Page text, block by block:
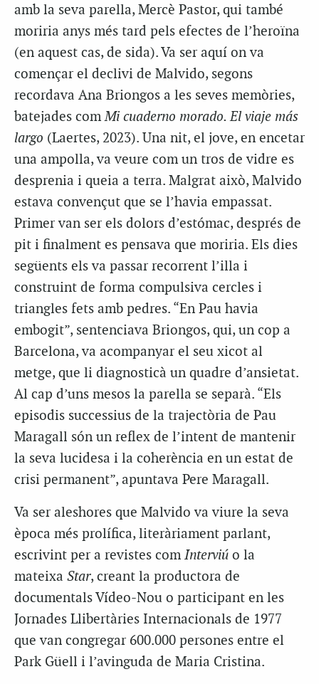
amb la seva parella, Mercè Pastor, qui també
moriria anys més tard pels efectes de l’heroïna
(en aquest cas, de sida). Va ser aquí on va
començar el declivi de Malvido, segons
recordava Ana Briongos a les seves memòries,
batejades comMi cuaderno morado. El viaje más
largo (Laertes, 2023). Una nit, el jove, en encetar
una ampolla, va veure com un tros de vidre es
desprenia i queia a terra. Malgrat això, Malvido
estava convençut que se l’havia empassat.
Primer van ser els dolors d’estómac, després de
pit i finalment es pensava que moriria. Els dies
següents els va passar recorrent l’illa i
construint de forma compulsiva cercles i
triangles fets amb pedres. “En Pau havia
embogit”, sentenciava Briongos, qui, un cop a
Barcelona, va acompanyar el seu xicot al
metge, que li diagnosticà un quadre d’ansietat.
Al cap d’uns mesos la parella se separà. “Els
episodis successius de la trajectòria de Pau
Maragall són un reflex de l’intent de mantenir
la seva lucidesa i la coherència en un estat de
crisi permanent”, apuntava Pere Maragall.
Va ser aleshores que Malvido va viure la seva
època més prolífica, literàriament parlant,
escrivint per a revistes com Interviú o la
mateixa Star, creant la productora de
documentals Vídeo-Nou o participant en les
Jornades Llibertàries Internacionals de 1977
que van congregar 600.000 persones entre el
Park Güell i l’avinguda de Maria Cristina.